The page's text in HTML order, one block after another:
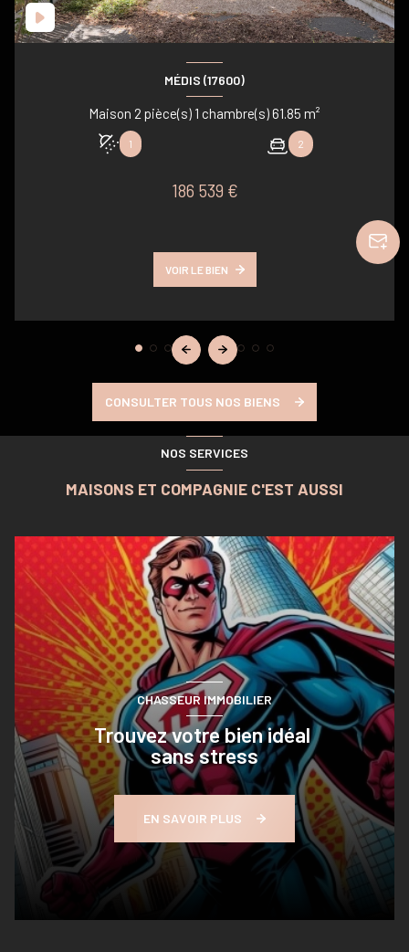
MÉDIS (17600)
Maison 2 pièce(s) 1 chambre(s) 61.85 m²
1 2
186 539 €
VOIR LE BIEN
CONSULTER TOUS NOS BIENS
NOS SERVICES
MAISONS ET COMPAGNIE C'EST AUSSI
CHASSEUR IMMOBILIER
Trouvez votre bien idéal
sans stress
EN SAVOIR PLUS